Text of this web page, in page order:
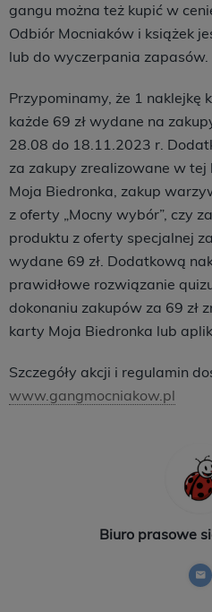
gangu można też kupić w
Odbiór Mocniaków i książek
lub do wyczerpania zapasów.
Przypominamy, że 1 naklejkę
każde 69 zł wydane na
28.08 do 18.11.2023 r.
za zakupy zrealizowane w
Moja Biedronka, zakup
z oferty „Mocny wybór”, czy
produktu z oferty specjalnej
wydane 69 zł. Dodatkową
prawidłowe rozwiązanie
dokonaniu zakupów za 69 zł
karty Moja Biedronka lub
Szczegóły akcji i regulamin
www.gangmocniakow.pl
Biuro prasowe